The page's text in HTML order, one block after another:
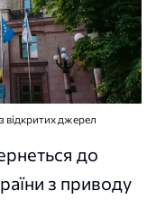
відкритих джерел
до
з приводу